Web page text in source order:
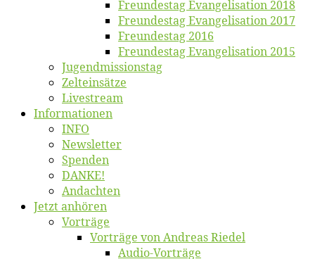
Freun­des­tag Evan­ge­li­sa­ti­on 2018
Freun­des­tag Evan­ge­li­sa­ti­on 2017
Freun­des­tag 2016
Freun­des­tag Evan­ge­li­sa­ti­on 2015
Jugend­mis­sions­tag
Zelt­ein­sät­ze
Live­stream
Informatio­nen
INFO
News­let­ter
Spen­den
DANKE!
An­dach­ten
Jetzt an­hö­ren
Vor­trä­ge
Vor­trä­ge von An­dre­as Riedel
Au­dio-Vor­trä­ge